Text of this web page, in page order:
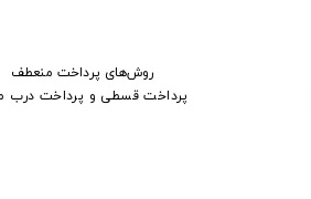
روش‌های پرداخت منعطف
پرداخت قسطی و پرداخت درب